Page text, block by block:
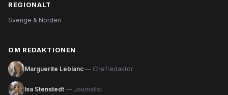
REGIONALT
Sverige & Norden
OM REDAKTIONEN
Marguerite Leblanc — Chefredaktör
Isa Stenstedt — Journalist